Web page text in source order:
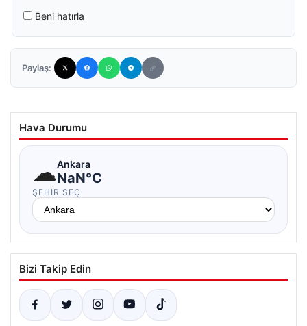
Beni hatırla
Paylaş:
Hava Durumu
☁Ankara
NaN°C
ŞEHIR SEÇ
Bizi Takip Edin